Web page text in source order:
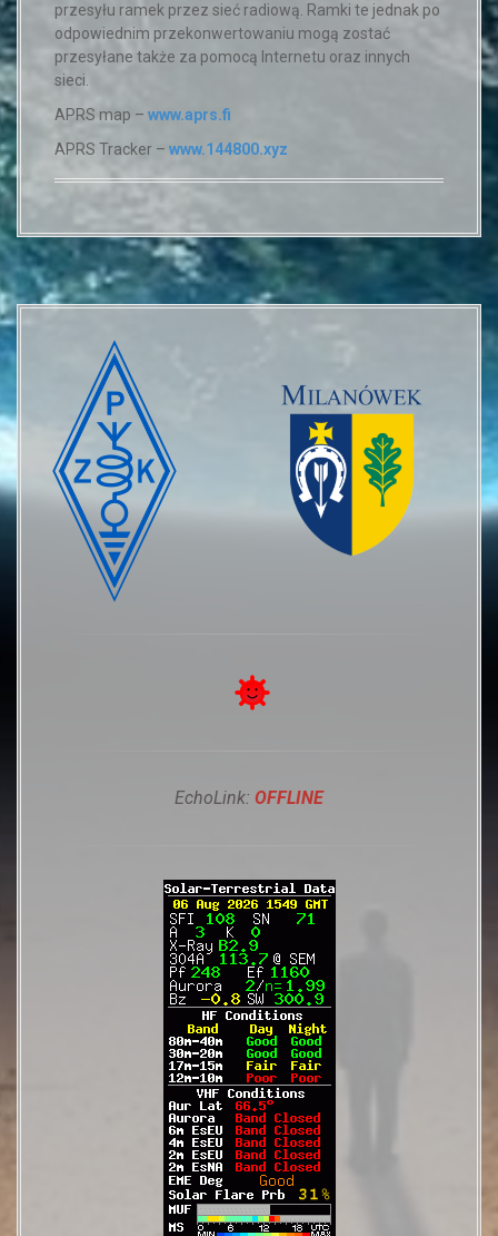
przesyłu ramek przez sieć radiową. Ramki te jednak po
odpowiednim przekonwertowaniu mogą zostać
przesyłane także za pomocą Internetu oraz innych
sieci.
APRS map – www.aprs.fi
APRS Tracker – www.144800.xyz
EchoLink: OFFLINE